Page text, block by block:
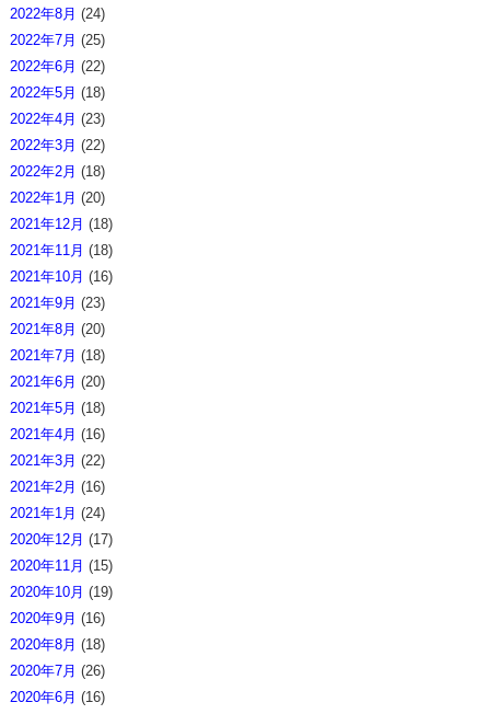
2022年8月 (24)
2022年7月 (25)
2022年6月 (22)
2022年5月 (18)
2022年4月 (23)
2022年3月 (22)
2022年2月 (18)
2022年1月 (20)
2021年12月 (18)
2021年11月 (18)
2021年10月 (16)
2021年9月 (23)
2021年8月 (20)
2021年7月 (18)
2021年6月 (20)
2021年5月 (18)
2021年4月 (16)
2021年3月 (22)
2021年2月 (16)
2021年1月 (24)
2020年12月 (17)
2020年11月 (15)
2020年10月 (19)
2020年9月 (16)
2020年8月 (18)
2020年7月 (26)
2020年6月 (16)